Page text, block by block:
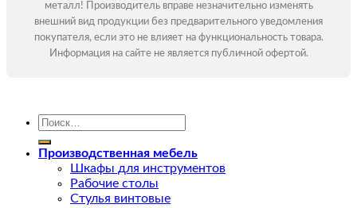
металл! Производитель вправе незначительно изменять
внешний вид продукции без предварительного уведомления
покупателя, если это не влияет на функциональность товара.
Информация на сайте не является публичной офертой.
Искать:
Производственная мебель
Шкафы для инструментов
Рабочие столы
Стулья винтовые